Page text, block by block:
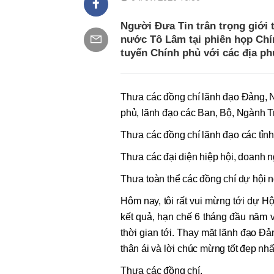
Người Đưa Tin trân trọng giới
nước Tô Lâm tại phiên họp
tuyến Chính phủ với các địa
Thưa các đồng chí lãnh đạo Đảng,
phủ, lãnh đạo các Ban, Bộ, Ngành
Thưa các đồng chí lãnh đạo các
Thưa các đại diện hiệp hội, doanh
Thưa toàn thể các đồng chí dự hội
Hôm nay, tôi rất vui mừng tới dự
kết quả, hạn chế 6 tháng đầu năm
thời gian tới. Thay mặt lãnh đạo
thân ái và lời chúc mừng tốt đẹp
Thưa các đồng chí,